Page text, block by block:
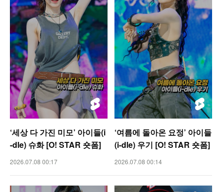
‘세상 다 가진 미모’ 아이들(i
-dle) 슈화 [O! STAR 숏폼]
2026.07.08 00:17
‘여름에 돌아온 요정’ 아이들
(i-dle) 우기 [O! STAR 숏폼]
2026.07.08 00:14